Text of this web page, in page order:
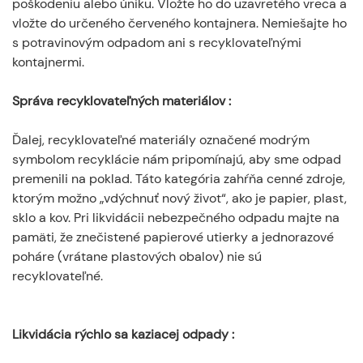
poškodeniu alebo úniku. Vložte ho do uzavretého vreca a
vložte do určeného červeného kontajnera. Nemiešajte ho
s potravinovým odpadom ani s recyklovateľnými
kontajnermi.
Správa recyklovateľných materiálov:
Ďalej, recyklovateľné materiály označené modrým
symbolom recyklácie nám pripomínajú, aby sme odpad
premenili na poklad. Táto kategória zahŕňa cenné zdroje,
ktorým možno „vdýchnuť nový život“, ako je papier, plast,
sklo a kov. Pri likvidácii nebezpečného odpadu majte na
pamäti, že znečistené papierové utierky a jednorazové
poháre (vrátane plastových obalov) nie sú
recyklovateľné.
Likvidácia rýchlo sa kaziacej odpady: